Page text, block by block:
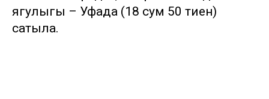
ягулыгы – Уфада (18 сум 50 тиен)
сатыла.